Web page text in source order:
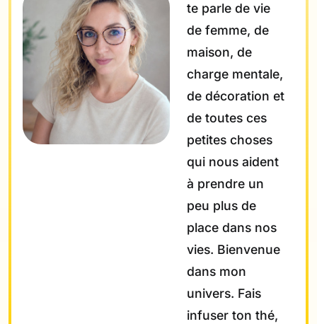
te parle de vie
de femme, de
maison, de
charge mentale,
de décoration et
de toutes ces
petites choses
qui nous aident
à prendre un
peu plus de
place dans nos
vies. Bienvenue
dans mon
univers. Fais
infuser ton thé,